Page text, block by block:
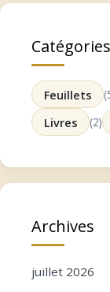
Catégories
Feuillets
Livres (2)
Archives
juillet 2026